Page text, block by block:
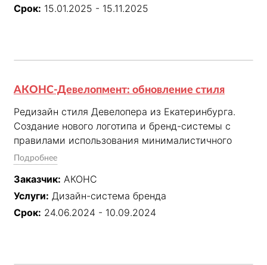
кампаний.
Срок: 15.01.2025 - 15.11.2025
АКОНС-Девелопмент: обновление стиля
Редизайн стиля Девелопера из Екатеринбурга.
Создание нового логотипа и бренд-системы с
правилами использования минималистичного
стиля. Оформление носителей и брендбука.
Подробнее
Заказчик: АКОНС
Услуги: Дизайн-система бренда
Срок: 24.06.2024 - 10.09.2024